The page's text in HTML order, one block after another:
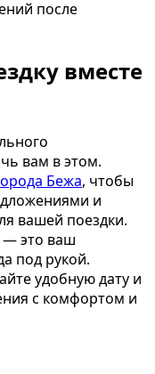
после
вместе
вам в этом.
Бежа, чтобы
и
вашей поездки.
— это ваш
под рукой.
удобную дату и
с комфортом и